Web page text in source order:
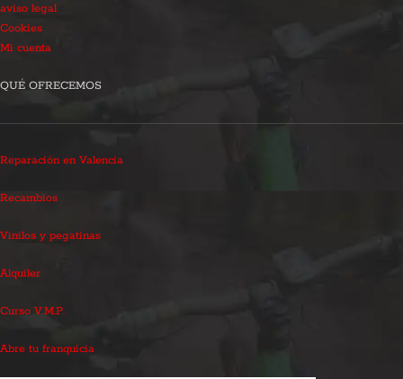
aviso legal
Cookies
Mi cuenta
QUÉ OFRECEMOS
Reparación en Valencia
Recambios
Vinilos y pegatinas
Alquiler
Curso V.M.P.
Abre tu franquicia